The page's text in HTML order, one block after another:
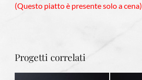
(Questo piatto è presente solo a cena)
Progetti correlati